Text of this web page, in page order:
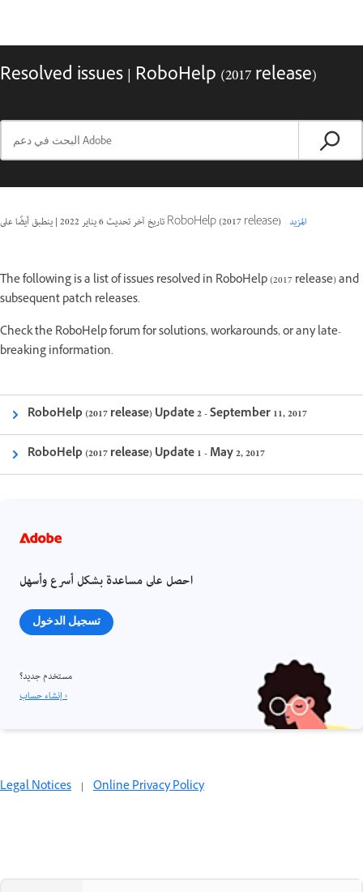
Resolved issues | RoboHelp (2017 release)
تاريخ آخر تحديث6 يناير 2022 | ينطبق أيضًا على RoboHelp (2017 release) المزيد
The following is a list of issues resolved in RoboHelp (2017 release) and
subsequent patch releases.
Check the RoboHelp forum for solutions, workarounds, or any late-
breaking information.
RoboHelp (2017 release) Update 2 - September 11, 2017
RoboHelp (2017 release) Update 1 - May 2, 2017
احصل على مساعدة بشكل أسرع وأسهل
تسجيل الدخول
مستخدم جديد؟
إنشاء حساب ›
Legal Notices | Online Privacy Policy